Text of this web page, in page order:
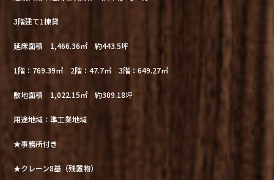
3階建て1棟貸
延床面積 1,466.36㎡ 約443.5坪
1階：769.39㎡ 2階：47.7㎡ 3階：649.27㎡
敷地面積 1,022.15㎡ 約309.18坪
用途地域：準工業地域
★事務所付き
★クレーン8基（残置物）